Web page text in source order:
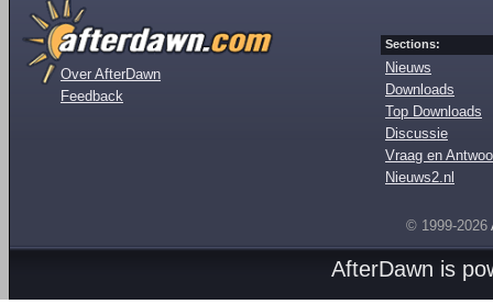
Over AfterDawn
Feedback
Sections:
Nieuws
Downloads
Top Downloads
Discussie
Vraag en
Nieuws2.nl
© 1999-2026
AfterDawn is